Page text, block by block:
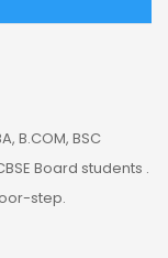
B.COM, BSC
Board students .
step.